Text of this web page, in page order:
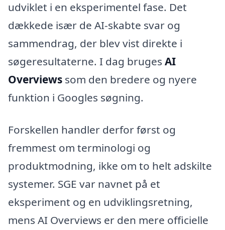
udviklet i en eksperimentel fase. Det
dækkede især de AI-skabte svar og
sammendrag, der blev vist direkte i
søgeresultaterne. I dag bruges AI
Overviews som den bredere og nyere
funktion i Googles søgning.
Forskellen handler derfor først og
fremmest om terminologi og
produktmodning, ikke om to helt adskilte
systemer. SGE var navnet på et
eksperiment og en udviklingsretning,
mens AI Overviews er den mere officielle